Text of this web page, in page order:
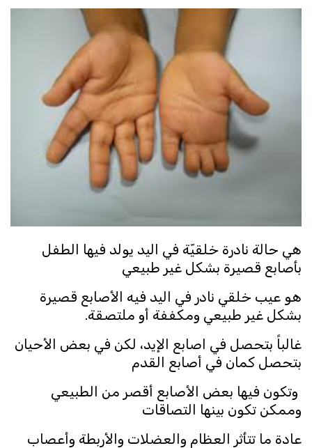
هي حالة نادرة خلقيّة في اليد يولد فيها الطفل
بأصابع قصيرة بشكل غير طبيعي
هو عيب خلقي نادر في اليد فيه الأصابع قصيرة
بشكل غير طبيعي ومكففة أو ملتصقة.
غالباً بتحصل في اصابع الإيد، لكن في بعض الأحيان
بتحصل كمان في أصابع القدم
وتكون فيها بعض الأصابع أقصر من الطبيعي
وممكن تكون بينها التصاقات
عادة ما تتأثر العظام والعضلات والأربطة وأعصاب